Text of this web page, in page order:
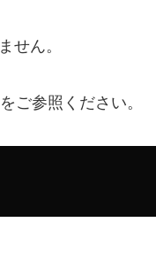
せん。
ご参照ください。